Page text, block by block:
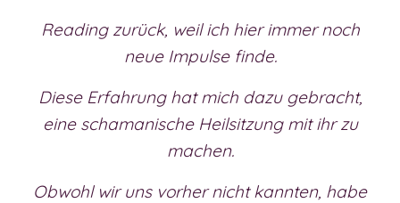
Reading zurück, weil ich hier immer noch
neue Impulse finde.
Diese Erfahrung hat mich dazu gebracht,
eine schamanische Heilsitzung mit ihr zu
machen.
Obwohl wir uns vorher nicht kannten, habe